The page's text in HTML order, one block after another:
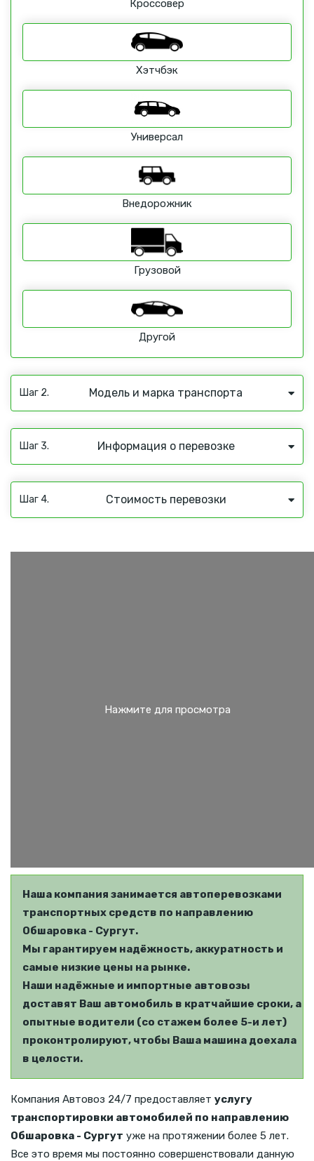
Кроссовер
Хэтчбэк
Универсал
Внедорожник
Грузовой
Другой
Шаг 2. Модель и марка транспорта
Шаг 3. Информация о перевозке
Шаг 4. Стоимость перевозки
Наша компания занимается автоперевозками
транспортных средств по направлению
Обшаровка - Сургут.
Мы гарантируем надёжность, аккуратность и
самые низкие цены на рынке.
Наши надёжные и импортные автовозы
доставят Ваш автомобиль в кратчайшие сроки, а
опытные водители (со стажем более 5-и лет)
проконтролируют, чтобы Ваша машина доехала
в целости.
Компания Автовоз 24/7 предоставляет услугу
транспортировки автомобилей по направлению
Обшаровка - Сургут уже на протяжении более 5 лет.
Все это время мы постоянно совершенствовали данную